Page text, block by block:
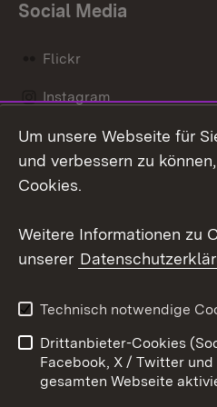
Social Media
Flickr
Instagram
Social Wall
Barrierefreiheit
Impressum
Um unsere Webseite für
und verbessern zu
Cookies.
Weitere Informationen zu
unserer
Technisch notwendige
Drittanbieter-Cookies
Facebook, X / Twitter
gesamten Webseite